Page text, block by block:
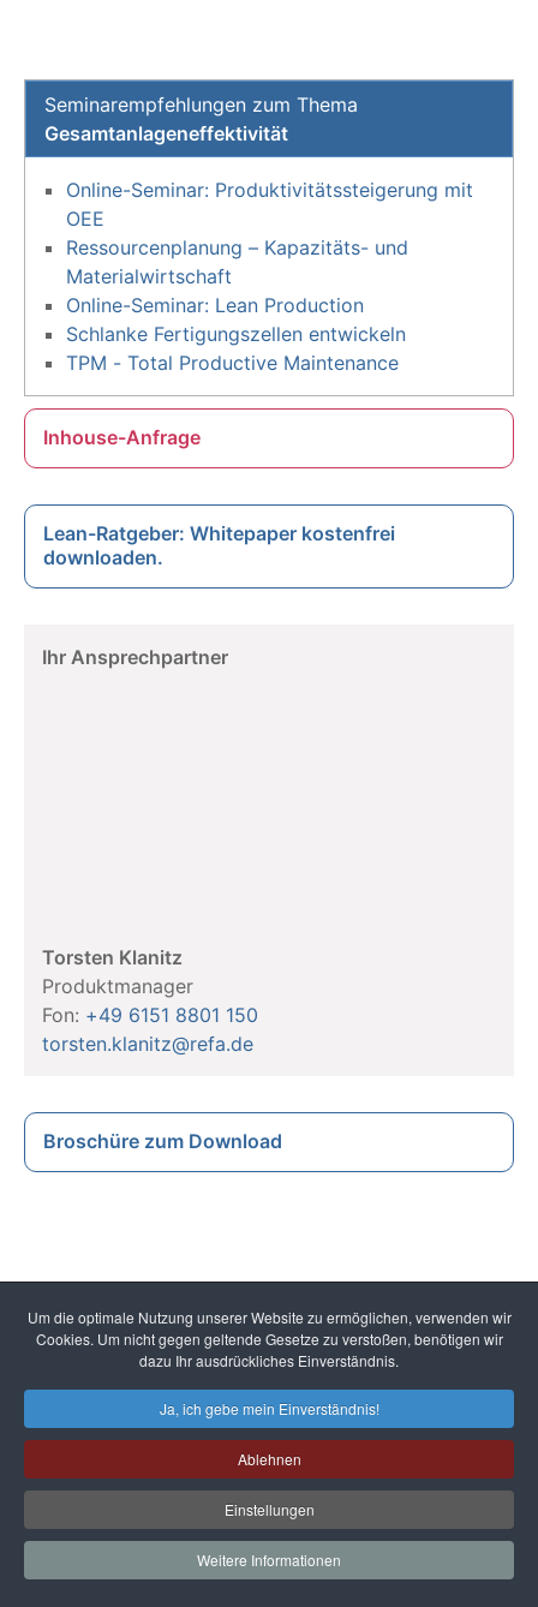
Um die optimale Nutzung unserer Website zu ermöglichen, verwenden wir
Cookies. Um nicht gegen geltende Gesetze zu verstoßen, benötigen wir
dazu Ihr ausdrückliches Einverständnis.
Ja, ich gebe mein Einverständnis!
Ablehnen
Einstellungen
Weitere Informationen
Seminarempfehlungen zum Thema
Gesamtanlageneffektivität
Online-Seminar: Produktivitätssteigerung mit
OEE
Ressourcenplanung – Kapazitäts- und
Materialwirtschaft
Online-Seminar: Lean Production
Schlanke Fertigungszellen entwickeln
TPM - Total Productive Maintenance
Inhouse-Anfrage
Lean-Ratgeber: Whitepaper kostenfrei
downloaden.
Ihr Ansprechpartner
Torsten Klanitz
Produktmanager
Fon: +49 6151 8801 150
torsten.klanitz@refa.de
Broschüre zum Download
REFA AG
Wittichstraße 2, 64295 Darmstadt